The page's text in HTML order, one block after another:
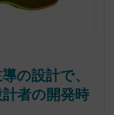
の設計で、
者の開発時